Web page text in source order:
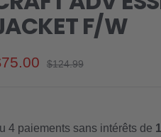
F/W
Prix
$124.99